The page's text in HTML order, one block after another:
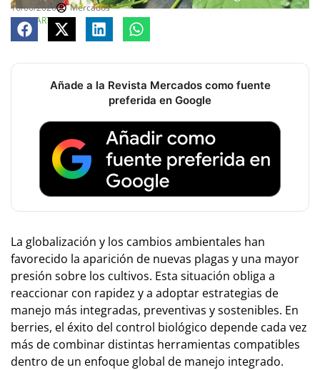
16/06/2026
Mercados
COMPARTE
Añade a la Revista Mercados como fuente
preferida en Google
La globalización y los cambios ambientales han
favorecido la aparición de nuevas plagas y una mayor
presión sobre los cultivos. Esta situación obliga a
reaccionar con rapidez y a adoptar estrategias de
manejo más integradas, preventivas y sostenibles. En
berries, el éxito del control biológico depende cada vez
más de combinar distintas herramientas compatibles
dentro de un enfoque global de manejo integrado.